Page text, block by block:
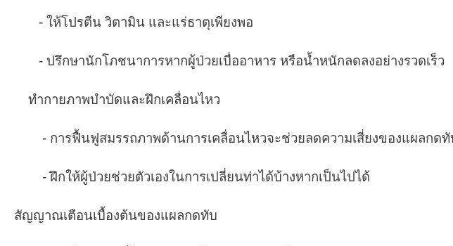
- ให้โปรตีน วิตามิน และแร่ธาตุเพียงพอ
- ปรึกษานักโภชนาการหากผู้ป่วยเบื่ออาหาร หรือน้ำหนักลดลงอย่างรวดเร็ว
ทำกายภาพบำบัดและฝึกเคลื่อนไหว
- การฟื้นฟูสมรรถภาพด้านการเคลื่อนไหวจะช่วยลดความเสี่ยงของแผลกดทั
- ฝึกให้ผู้ป่วยช่วยตัวเองในการเปลี่ยนท่าได้บ้างหากเป็นไปได้
สัญญาณเตือนเบื้องต้นของแผลกดทับ